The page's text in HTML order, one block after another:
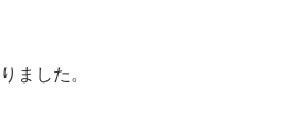
ました。